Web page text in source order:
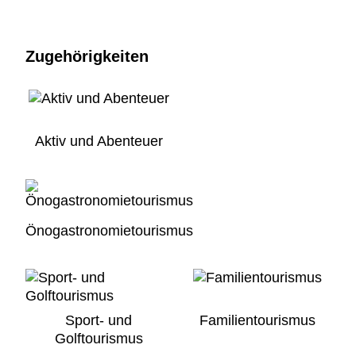
Zugehörigkeiten
Aktiv und Abenteuer
Önogastronomietourismus
Sport- und
Golftourismus
Familientourismus